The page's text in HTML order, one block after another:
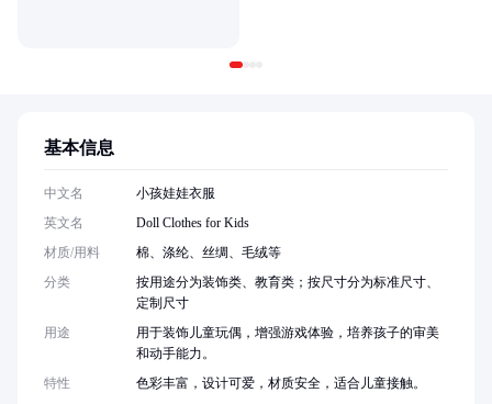
基本信息
中文名
小孩娃娃衣服
英文名
Doll Clothes for Kids
材质/用料
棉、涤纶、丝绸、毛绒等
分类
按用途分为装饰类、教育类；按尺寸分为标准尺寸、
定制尺寸
用途
用于装饰儿童玩偶，增强游戏体验，培养孩子的审美
和动手能力。
特性
色彩丰富，设计可爱，材质安全，适合儿童接触。